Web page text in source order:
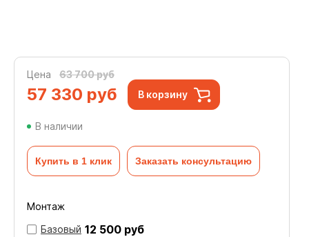
Цена 63 700 руб
57 330 руб В корзину
В наличии
Купить в 1 клик Заказать консультацию
Монтаж
Базовый 12 500 руб